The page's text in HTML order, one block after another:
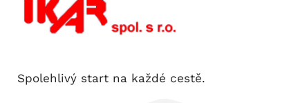
Spolehlivý start na každé cestě.